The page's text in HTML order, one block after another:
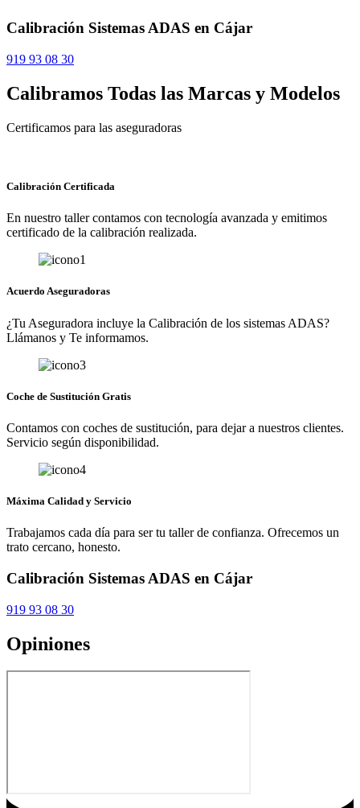
Calibración Sistemas ADAS en Cájar
919 93 08 30
Calibramos Todas las Marcas y Modelos
Certificamos para las aseguradoras
Calibración Certificada
En nuestro taller contamos con tecnología avanzada y emitimos
certificado de la calibración realizada.
Acuerdo Aseguradoras
¿Tu Aseguradora incluye la Calibración de los sistemas ADAS?
Llámanos y Te informamos.
Coche de Sustitución Gratis
Contamos con coches de sustitución, para dejar a nuestros clientes.
Servicio según disponibilidad.
Máxima Calidad y Servicio
Trabajamos cada día para ser tu taller de confianza. Ofrecemos un
trato cercano, honesto.
Calibración Sistemas ADAS en Cájar
919 93 08 30
Opiniones